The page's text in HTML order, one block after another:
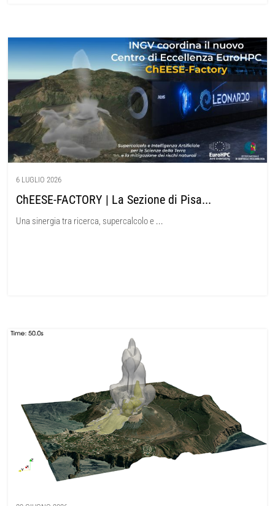
6 LUGLIO 2026
ChEESE-FACTORY | La Sezione di Pisa...
Una sinergia tra ricerca, supercalcolo e ...